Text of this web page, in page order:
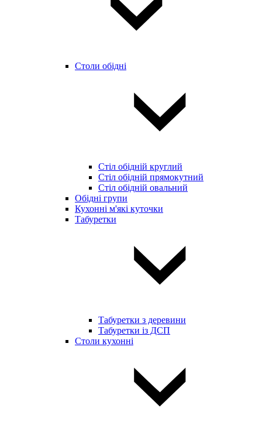
Столи обідні
Стіл обідній круглий
Стіл обідній прямокутний
Стіл обідній овальний
Обідні групи
Кухонні м'які куточки
Табуретки
Табуретки з деревини
Табуретки із ДСП
Столи кухонні